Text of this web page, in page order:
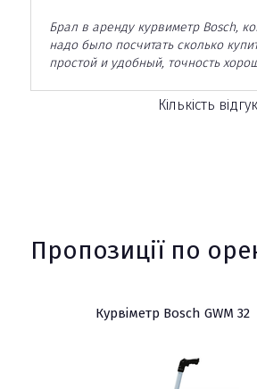
Брал в аренду курвиметр Bosch,
надо было посчитать сколько
простой и удобный, точность
Кількість
Пропозиції по
Курвіметр Bosch GWM 32